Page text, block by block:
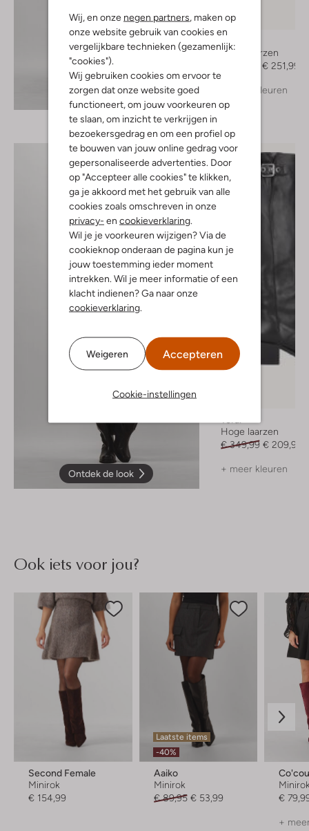
Wij, en onze negen partners, maken op
onze website gebruik van cookies en
vergelijkbare technieken (gezamenlijk:
"cookies").
Wij gebruiken cookies om ervoor te
zorgen dat onze website goed
functioneert, om jouw voorkeuren op
te slaan, om inzicht te verkrijgen in
bezoekersgedrag en om een profiel op
te bouwen van jouw online gedrag voor
gepersonaliseerde advertenties. Door
op "Accepteer alle cookies" te klikken,
ga je akkoord met het gebruik van alle
cookies zoals omschreven in onze
privacy- en cookieverklaring.
Wil je je voorkeuren wijzigen? Via de
cookieknop onderaan de pagina kun je
jouw toestemming ieder moment
intrekken. Wil je meer informatie of een
klacht indienen? Ga naar onze
cookieverklaring.
Weigeren Accepteren
Cookie-instellingen
Ontdek de look
-30%
Toral
Hoge laarzen
€ 251,99
+ meer kleuren
Ontdek de look
Hoge laarzen
€ 349,99 € 209,99
+ meer kleuren
Ook iets voor jou?
Second Female
Minirok
€ 154,99
Laatste items
-40%
Aaiko
Minirok
€ 89,95 € 53,99
€
+